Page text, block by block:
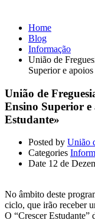
Home
Blog
Informação
União de
Superior e
União de
Ensino Superior e
Estudante»
Posted by União
Categories
Date 12 de
No âmbito deste
ciclo, que irão receber
O “Crescer Estudante”